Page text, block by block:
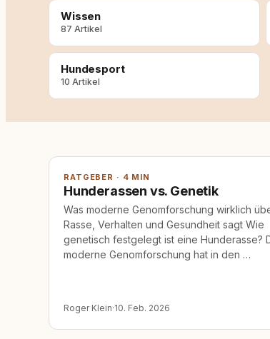
Wissen
87 Artikel
Hundesport
10 Artikel
RATGEBER · 4 MIN
Hunderassen vs. Genetik
Was moderne Genomforschung wirklich
Rasse, Verhalten und Gesundheit sagt Wie
genetisch festgelegt ist eine Hunderasse?
moderne Genomforschung hat in den …
Roger Klein·10. Feb. 2026